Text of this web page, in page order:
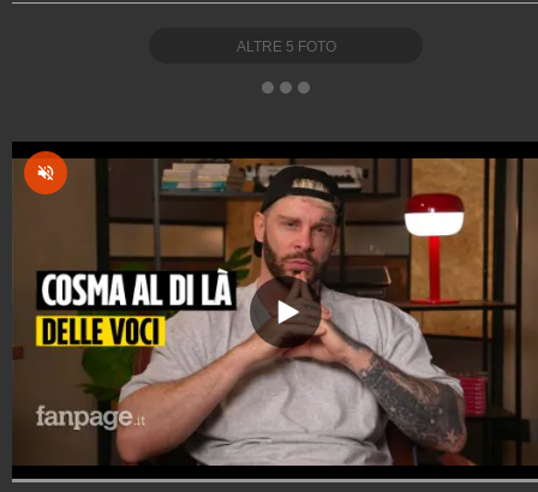
ALTRE 5 FOTO